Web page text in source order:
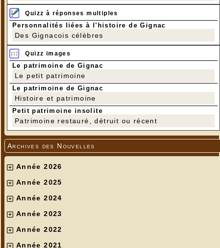
Quizz à réponses multiples
Personnalités liées à l'histoire de Gignac
Des Gignacois célèbres
Quizz images
Le patrimoine de Gignac
Le petit patrimoine
Le patrimoine de Gignac
Histoire et patrimoine
Petit patrimoine insolite
Patrimoine restauré, détruit ou récent
Archives des Nouvelles
Année 2026
Année 2025
Année 2024
Année 2023
Année 2022
Année 2021